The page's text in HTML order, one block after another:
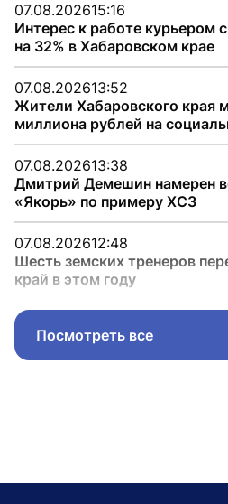
07.08.202615:16
Интерес к работе курьером
на 32% в Хабаровском крае
07.08.202613:52
Жители Хабаровского края
миллиона рублей на
07.08.202613:38
Дмитрий Демешин намерен
«Якорь» по примеру ХСЗ
07.08.202612:48
Шесть земских тренеров
край в этом году
Посмотреть все